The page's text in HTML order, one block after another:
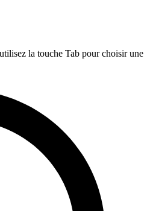
la touche Tab pour choisir une